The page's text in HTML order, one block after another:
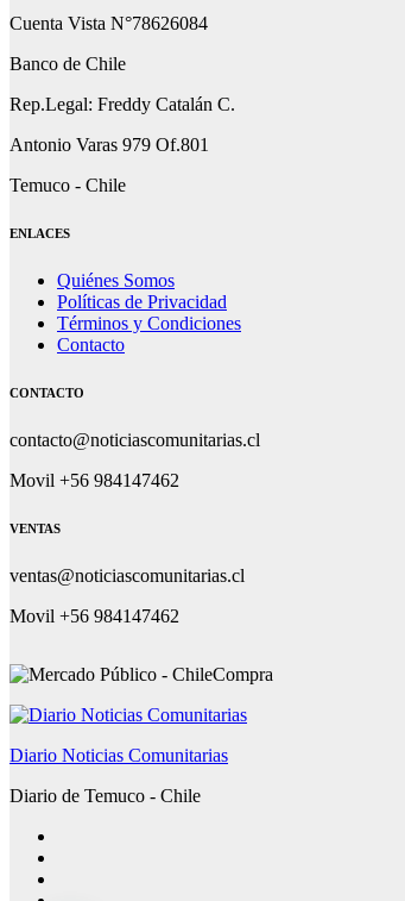
Cuenta Vista N°78626084
Banco de Chile
Rep.Legal: Freddy Catalán C.
Antonio Varas 979 Of.801
Temuco - Chile
ENLACES
Quiénes Somos
Políticas de Privacidad
Términos y Condiciones
Contacto
CONTACTO
contacto@noticiascomunitarias.cl
Movil +56 984147462
VENTAS
ventas@noticiascomunitarias.cl
Movil +56 984147462
Diario Noticias Comunitarias
Diario de Temuco - Chile